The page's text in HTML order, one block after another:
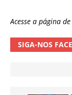
Acesse a página de
SIGA-NOS